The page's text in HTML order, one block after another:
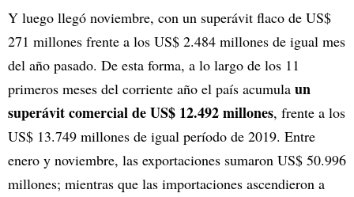
Y luego llegó noviembre, con un superávit flaco de US$
271 millones frente a los US$ 2.484 millones de igual mes
del año pasado. De esta forma, a lo largo de los 11
primeros meses del corriente año el país acumula un
superávit comercial de US$ 12.492 millones, frente a los
US$ 13.749 millones de igual período de 2019. Entre
enero y noviembre, las exportaciones sumaron US$ 50.996
millones; mientras que las importaciones ascendieron a